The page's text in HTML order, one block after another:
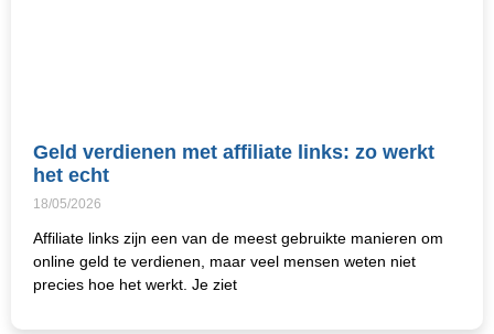
Geld verdienen met affiliate links: zo werkt
het echt
18/05/2026
Affiliate links zijn een van de meest gebruikte manieren om
online geld te verdienen, maar veel mensen weten niet
precies hoe het werkt. Je ziet